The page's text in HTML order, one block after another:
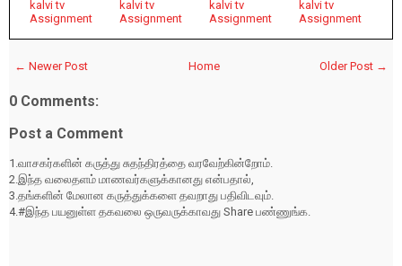
kalvi tv
Assignment
kalvi tv
Assignment
kalvi tv
Assignment
kalvi tv
Assignment
← Newer Post Older Post →
Home
0 Comments:
Post a Comment
1.வாசகர்களின் கருத்து சுதந்திரத்தை வரவேற்கின்றோம்.
2.இந்த வலைதளம் மாணவர்களுக்கானது என்பதால்,
3.தங்களின் மேலான கருத்துக்களை தவறாது பதிவிடவும்.
4.#இந்த பயனுள்ள தகவலை ஒருவருக்காவது Share பண்ணுங்க.